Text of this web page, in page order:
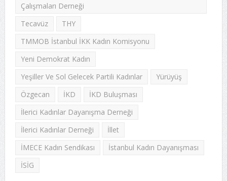
Çalışmaları Derneği
Tecavüz
THY
TMMOB İstanbul İKK Kadın Komisyonu
Yeni Demokrat Kadın
Yeşiller Ve Sol Gelecek Partili Kadınlar
Yürüyüş
Özgecan
İKD
İKD Buluşması
İlerici Kadınlar Dayanışma Derneği
İlerici Kadınlar Derneği
İllet
İMECE Kadın Sendikası
İstanbul Kadın Dayanışması
İSİG